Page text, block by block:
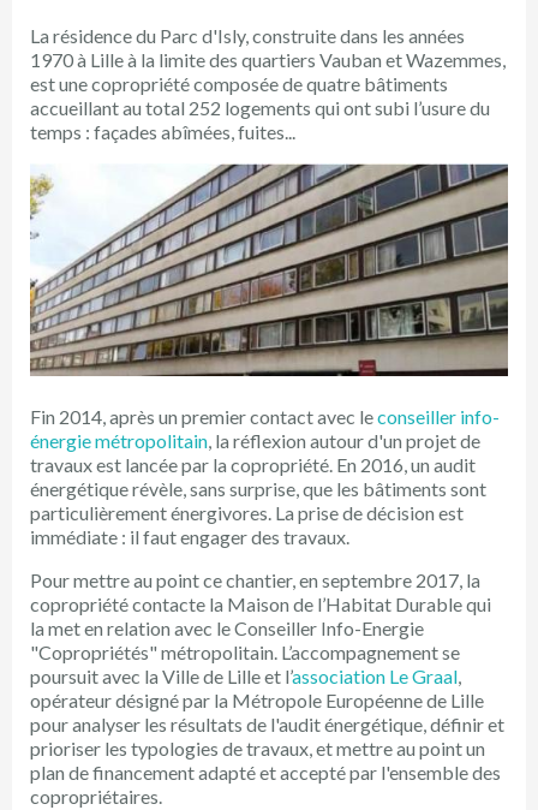
La résidence du Parc d'Isly, construite dans les années
1970 à Lille à la limite des quartiers Vauban et Wazemmes,
est une copropriété composée de quatre bâtiments
accueillant au total 252 logements qui ont subi l’usure du
temps : façades abîmées, fuites...
Fin 2014, après un premier contact avec leconseiller info-
énergie métropolitain, la réflexion autour d'un projet de
travaux est lancée par la copropriété. En 2016, un audit
énergétique révèle, sans surprise, que les bâtiments sont
particulièrement énergivores. La prise de décision est
immédiate : il faut engager des travaux.
Pour mettre au point ce chantier, en septembre 2017, la
copropriété contacte la Maison de l’Habitat Durable qui
la met en relation avec le Conseiller Info-Energie
"Copropriétés" métropolitain. L’accompagnement se
poursuit avec la Ville de Lille et l’association Le Graal,
opérateur désigné par la Métropole Européenne de Lille
pour analyser les résultats de l'audit énergétique, définir et
prioriser les typologies de travaux, et mettre au point un
plan de financement adapté et accepté par l'ensemble des
copropriétaires.